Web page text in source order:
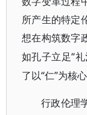
所产生的特定
想在构筑数字
如孔子立足“
了以“仁”为核
行政伦理